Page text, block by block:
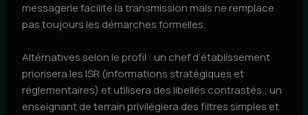
messagerie facilite la transmission mais ne remplace
pas toujours les démarches formelles.
Altérnatives selon le profil : un chef d’établissement
priorisera les ISR (informations stratégiques et
réglementaires) et utilisera des libellés contrastés ; un
enseignant de terrain privilégiera des filtres simples et